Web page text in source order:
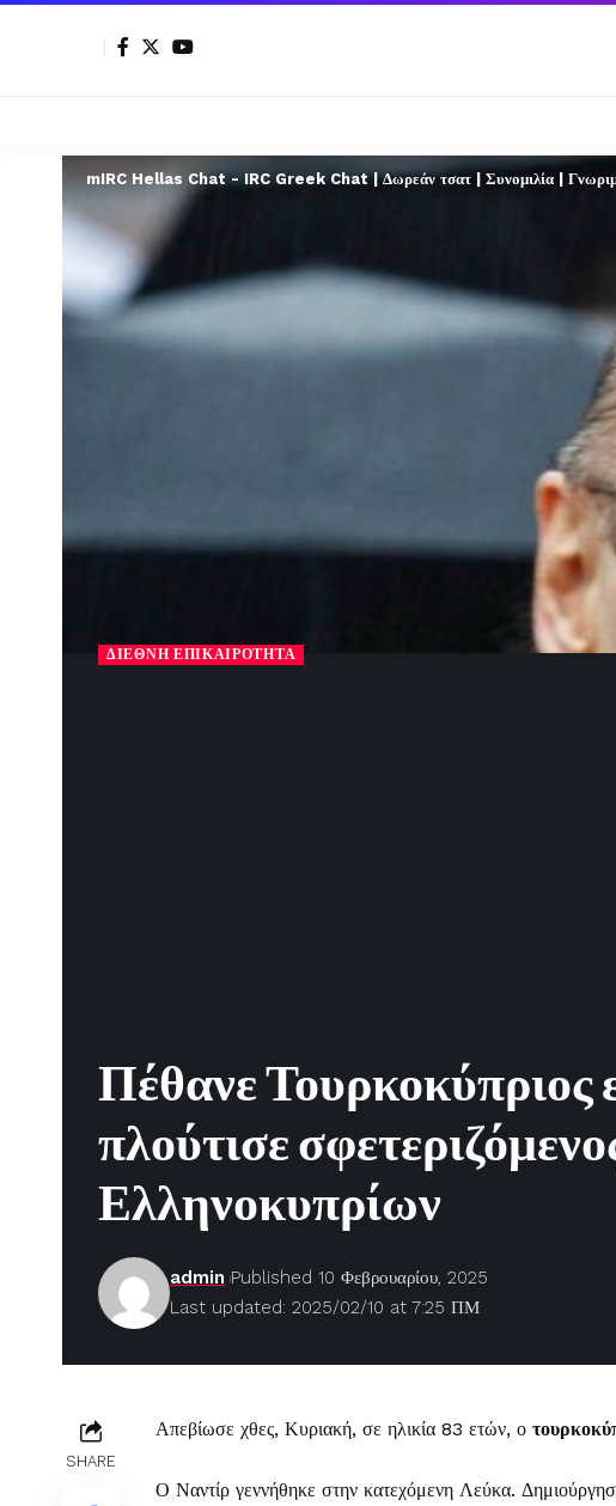
mIRC Hellas Chat - IRC Greek Chat | Δωρεάν τσατ | Συνομιλία |
ΔΙΕΘΝΉ ΕΠΙΚΑΙΡΌΤΗΤΑ
Πέθανε Τουρκοκύπριος
πλούτισε
Ελληνοκυπρίων
Last updated: 2025/02/10 at 7:25 ΠΜ
admin Published 10 Φεβρουαρίου, 2025
SHARE
Απεβίωσε χθες, Κυριακή, σε ηλικία 83 ετών, ο
Ο Ναντίρ γεννήθηκε στην κατεχόμενη Λεύκα.